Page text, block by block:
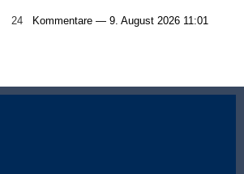
24 Kommentare — 9. August 2026 11:01